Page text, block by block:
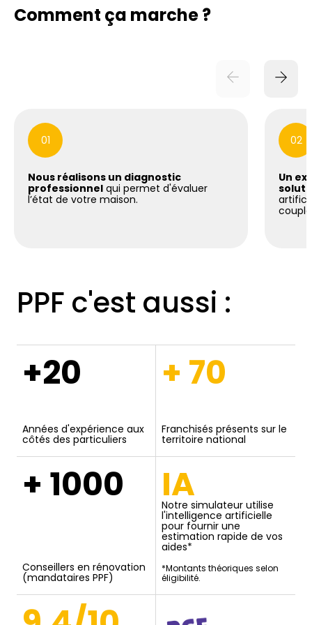
Comment ça marche ?
01
Nous réalisons un diagnostic
professionnel qui permet d'évaluer
l’état de votre maison.
02
Un
PPF c'est aussi :
+20
Années d'expérience aux
côtés des particuliers
+ 70
Franchisés présents sur le
territoire national
+ 1000
Conseillers en rénovation
(mandataires PPF)
IA
Notre simulateur utilise
l'intelligence artificielle
pour fournir une
estimation rapide de vos
aides*
*Montants théoriques selon
éligibilité.